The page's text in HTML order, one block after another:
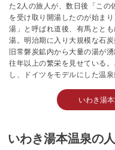
た2人の旅人が、数日後「この
を受け取り開湯したのが始ま
湯」と呼ばれ道後、有馬とと
湯。明治期に入り大規模な石
旧常磐炭鉱内から大量の湯が
往年以上の繁栄を見せている
し、ドイツをモデルにした温
いわき湯
いわき湯本温泉の